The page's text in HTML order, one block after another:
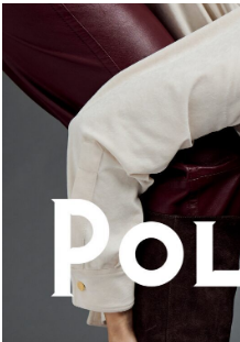
An ode to the house’s